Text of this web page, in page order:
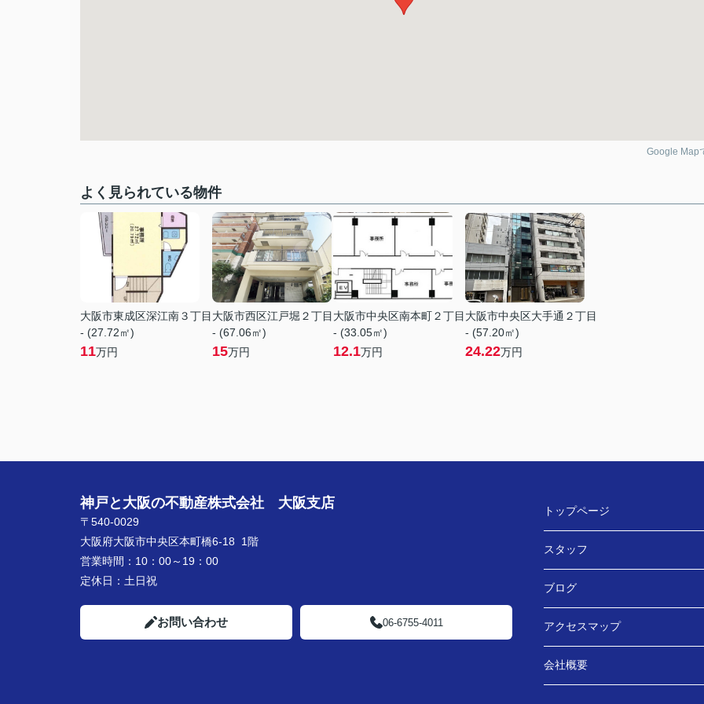
Google Map
よく見られている物件
大阪市東成区深江南３丁目
- (27.72㎡)
11万円
大阪市西区江戸堀２丁目
- (67.06㎡)
15万円
大阪市中央区南本町２丁目
- (33.05㎡)
12.1万円
大阪市中央区大手通２丁目
- (57.20㎡)
24.22万円
神戸と大阪の不動産株式会社 大阪支店
〒540-0029
大阪府大阪市中央区本町橋6-18 1階
営業時間： 10：00～19：00
定休日： 土日祝
お問い合わせ 06-6755-4011
トップページ
スタッフ
ブログ
アクセスマップ
会社概要